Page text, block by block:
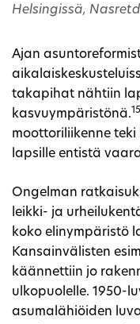
Helsingissä,
Ajan
takapihat nähtiin
kasvuympäristönä.15
moottoriliikenne
lapsille entistä
Ongelman
leikki- ja
koko elinympäristö
Kansainvälisten
käännettiin jo
ulkopuolelle. 1950-
asumalähiöiden